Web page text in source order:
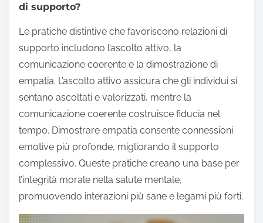
di supporto?
Le pratiche distintive che favoriscono relazioni di
supporto includono l’ascolto attivo, la
comunicazione coerente e la dimostrazione di
empatia. L’ascolto attivo assicura che gli individui si
sentano ascoltati e valorizzati, mentre la
comunicazione coerente costruisce fiducia nel
tempo. Dimostrare empatia consente connessioni
emotive più profonde, migliorando il supporto
complessivo. Queste pratiche creano una base per
l’integrità morale nella salute mentale,
promuovendo interazioni più sane e legami più forti.